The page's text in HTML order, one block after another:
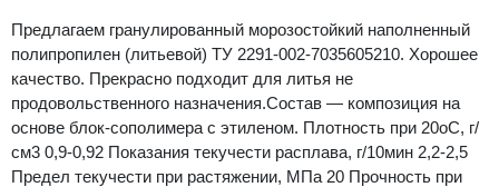
Предлагаем гранулированный морозостойкий наполненный
полипропилен (литьевой) ТУ 2291-002-7035605210. Хорошее
качество. Прекрасно подходит для литья не
продовольственного назначения.Состав — композиция на
основе блок-сополимера с этиленом. Плотность при 20оС, г/
см3 0,9-0,92 Показания текучести расплава, г/10мин 2,2-2,5
Предел текучести при растяжении, МПа 20 Прочность при